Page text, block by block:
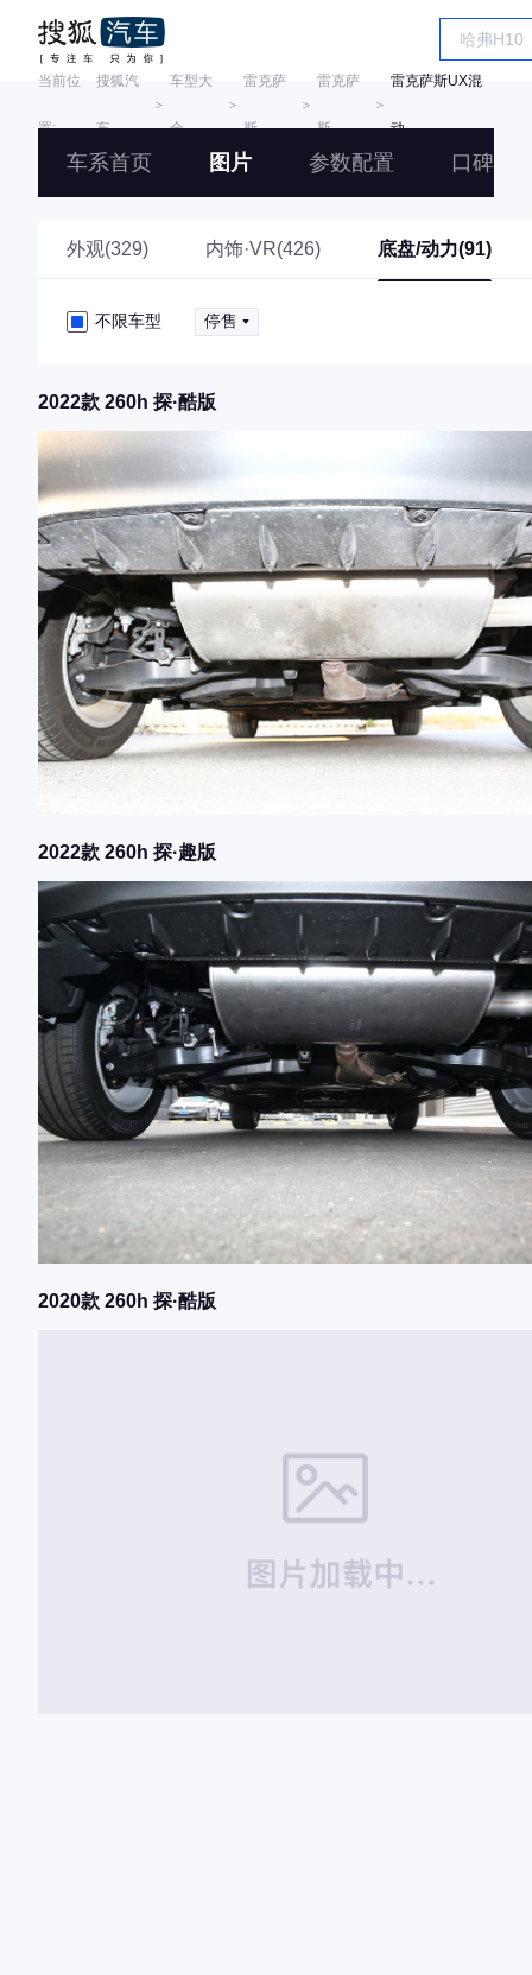
当前位
置:
搜狐汽
车
＞
车型大
全
＞
雷克萨
斯
＞
雷克萨
斯
＞
雷克萨斯UX混
动
车系首页 图片 参数配置 口碑
外观(329) 内饰·VR(426) 底盘/动力(91)
不限车型 停售
2022款 260h 探·酷版
2022款 260h 探·趣版
2020款 260h 探·酷版